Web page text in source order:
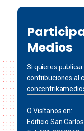
Medios
Si quieres
contribuciones al
O Visítanos en:
Edificio San